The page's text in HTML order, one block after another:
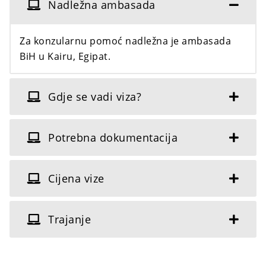
Nadležna ambasada
Za konzularnu pomoć nadležna je ambasada
BiH u Kairu, Egipat.
Gdje se vadi viza?
Potrebna dokumentacija
Cijena vize
Trajanje